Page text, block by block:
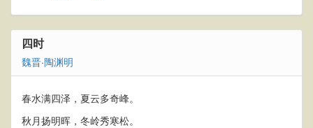
七夕节
中秋节 重阳节 田园
写雨
思乡
爱情 饮酒
白居易
苏轼 李清照 韩愈
刘禹锡
梅尧臣
苏辙 皮日休 叶茵
四时
魏晋·陶渊明
春水满四泽，夏云多奇峰。
秋月扬明晖，冬岭秀寒松。